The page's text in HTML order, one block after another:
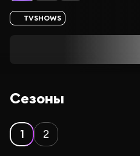
TVSHOWS
Сезоны
1 2